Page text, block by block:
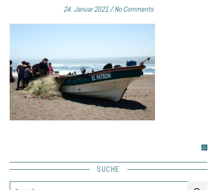
24. Januar 2021/ No Comments
SUCHE